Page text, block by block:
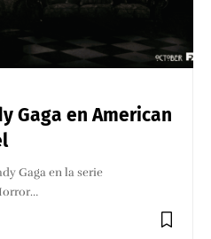
Gaga en American
Gaga en la serie